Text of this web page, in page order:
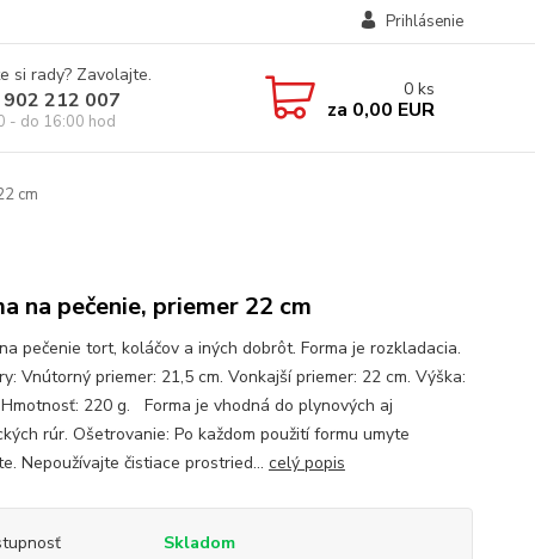
Prihlásenie
si rady? Zavolajte.
212 007
- do 16:00 hod
0 ks
za 0,00 EUR
cm
na pečenie, priemer 22 cm
pečenie tort, koláčov a iných dobrôt. Forma je rozkladacia.
Vnútorný priemer: 21,5 cm. Vonkajší priemer: 22 cm. Výška:
220 g. Forma je vhodná do plynových aj
rúr. Ošetrovanie: Po každom použití formu umyte
Nepoužívajte čistiace prostried... celý popis
Skladom